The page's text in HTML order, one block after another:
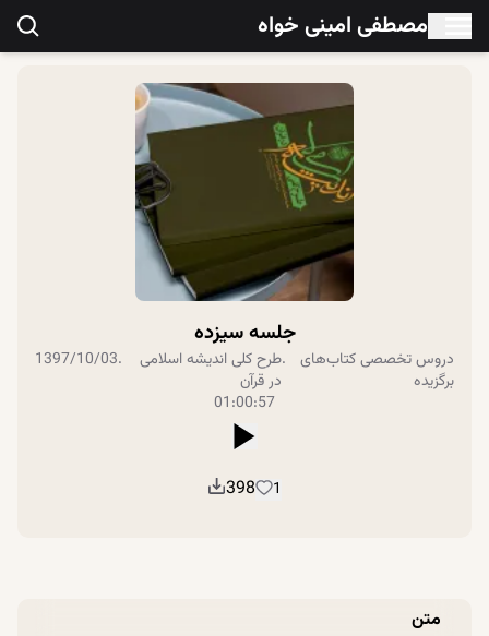
مصطفی امینی خواه
جلسه سیزده
دروس تخصصیکتاب‌های
برگزیده
.طرح کلی اندیشه اسلامی
در قرآن
.
1397/10/03
01:00:57
1
398
متن